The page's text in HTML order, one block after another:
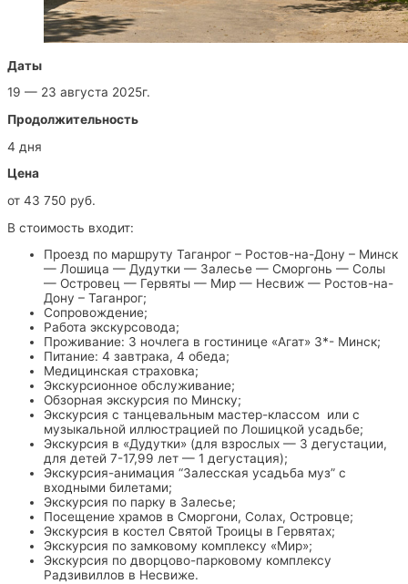
Даты
19 — 23 августа 2025г.
Продолжительность
4 дня
Цена
от 43 750 руб.
В стоимость входит:
Проезд по маршруту Таганрог – Ростов-на-Дону – Минск
— Лошица — Дудутки — Залесье — Сморгонь — Солы
— Островец — Гервяты — Мир — Несвиж — Ростов-на-
Дону – Таганрог;
Сопровождение;
Работа экскурсовода;
Проживание: 3 ночлега в гостинице «Агат» 3*- Минск;
Питание: 4 завтрака, 4 обеда;
Медицинская страховка;
Экскурсионное обслуживание;
Обзорная экскурсия по Минску;
Экскурсия с танцевальным мастер-классом или с
музыкальной иллюстрацией по Лошицкой усадьбе;
Экскурсия в «Дудутки» (для взрослых — 3 дегустации,
для детей 7-17,99 лет — 1 дегустация);
Экскурсия-анимация “Залесская усадьба муз” с
входными билетами;
Экскурсия по парку в Залесье;
Посещение храмов в Сморгони, Солах, Островце;
Экскурсия в костел Святой Троицы в Гервятах;
Экскурсия по замковому комплексу «Мир»;
Экскурсия по дворцово-парковому комплексу
Радзивиллов в Несвиже.